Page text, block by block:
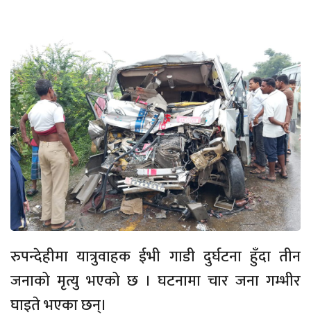
रुपन्देहीमा यात्रुवाहक ईभी गाडी दुर्घटना हुँदा तीन
जनाको मृत्यु भएको छ । घटनामा चार जना गम्भीर
घाइते भएका छन्।